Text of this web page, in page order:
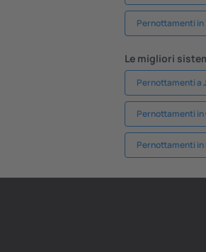
Pernottamenti
Le migliori
Pernottamenti a
Pernottamenti in
Pernottamenti in